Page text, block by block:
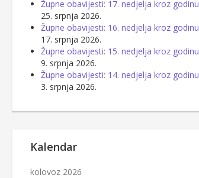
Župne obavijesti: 17. nedjelja kroz godinu
25. srpnja 2026.
Župne obavijesti: 16. nedjelja kroz godinu
17. srpnja 2026.
Župne obavijesti: 15. nedjelja kroz godinu
9. srpnja 2026.
Župne obavijesti: 14. nedjelja kroz godinu
3. srpnja 2026.
Kalendar
kolovoz 2026